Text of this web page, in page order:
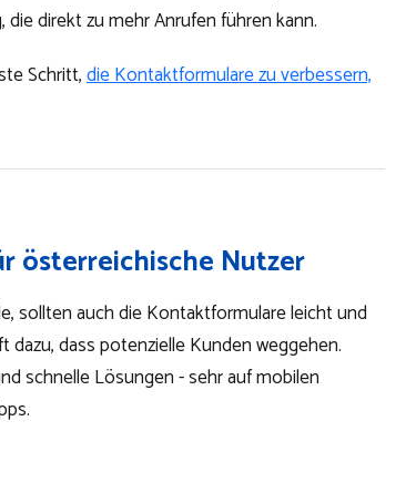
direkt zu mehr Anrufen führen kann.
Schritt,die Kontaktformulare zu verbessern,
österreichische Nutzer
sollten auch die Kontaktformulare leicht und
dass potenzielle Kunden weggehen.
schnelle Lösungen - sehr auf mobilen